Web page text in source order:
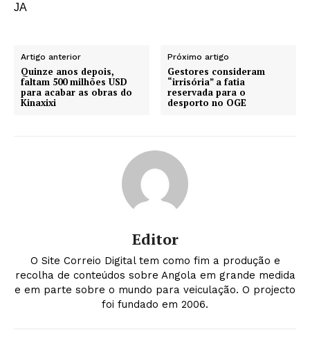
JA
Artigo anterior
Quinze anos depois,
faltam 500 milhões USD
para acabar as obras do
Kinaxixi
Próximo artigo
Gestores consideram
“irrisória” a fatia
reservada para o
desporto no OGE
Editor
O Site Correio Digital tem como fim a produção e
recolha de conteúdos sobre Angola em grande medida
e em parte sobre o mundo para veiculação. O projecto
foi fundado em 2006.